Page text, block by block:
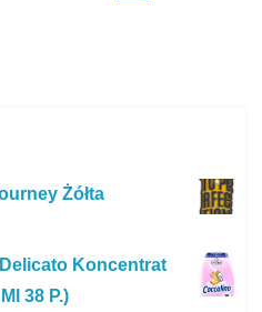
Żółta
Koncentrat
38 P.)